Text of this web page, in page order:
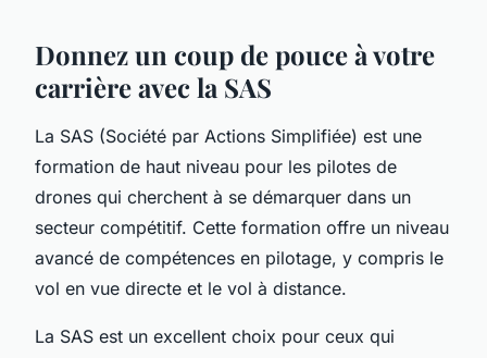
Donnez un coup de pouce à votre
carrière avec la SAS
La SAS (Société par Actions Simplifiée) est une
formation de haut niveau pour les pilotes de
drones qui cherchent à se démarquer dans un
secteur compétitif. Cette formation offre un niveau
avancé de compétences en pilotage, y compris le
vol en vue directe et le vol à distance.
La SAS est un excellent choix pour ceux qui